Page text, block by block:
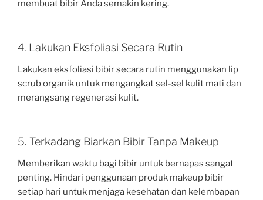
membuat bibir Anda semakin kering.
4. Lakukan Eksfoliasi Secara Rutin
Lakukan eksfoliasi bibir secara rutin menggunakan lip
scrub organik untuk mengangkat sel-sel kulit mati dan
merangsang regenerasi kulit.
5. Terkadang Biarkan Bibir Tanpa Makeup
Memberikan waktu bagi bibir untuk bernapas sangat
penting. Hindari penggunaan produk makeup bibir
setiap hari untuk menjaga kesehatan dan kelembapan